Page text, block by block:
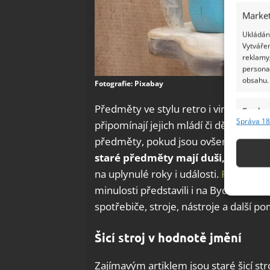
obsahu.
Funkce
Správa
Fotografie: Pixabay
Předměty ve stylu retro i vintage se
připomínají jejich mládí či dětství, jiní
předměty, pokud jsou ovšem
staré předměty mají duši, neboť
na uplynulé roky i události. Různé
minulosti představili i na
spotřebiče, stroje, nástroje a další
Šicí stroj v hodnotě jmění
Zajímavým artiklem jsou staré šicí